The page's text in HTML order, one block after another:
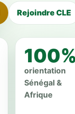
Rejoindre CLE
100%
orientation
Sénégal &
Afrique